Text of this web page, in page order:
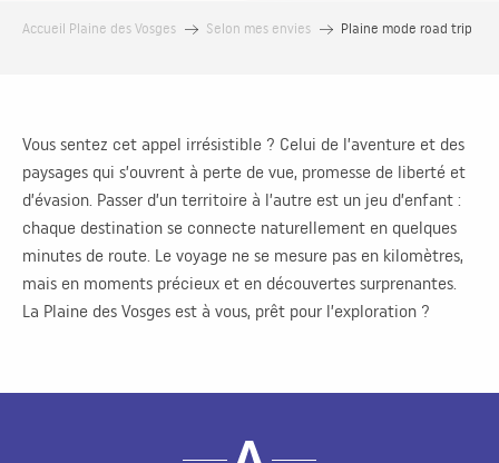
Accueil Plaine des Vosges Selon mes envies Plaine mode road trip
Vous sentez cet appel irrésistible ? Celui de l’aventure et des
paysages qui s’ouvrent à perte de vue, promesse de liberté et
d’évasion. Passer d’un territoire à l’autre est un jeu d’enfant :
chaque destination se connecte naturellement en quelques
minutes de route. Le voyage ne se mesure pas en kilomètres,
mais en moments précieux et en découvertes surprenantes.
La Plaine des Vosges est à vous, prêt pour l’exploration ?